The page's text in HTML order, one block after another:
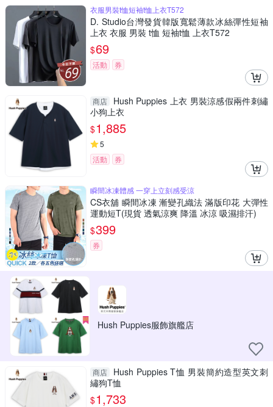
衣服男裝t恤短袖t恤上衣T572
D. Studio台灣發貨韓版寬鬆薄款冰絲彈性短袖
上衣 衣服 男裝 t恤 短袖t恤 上衣T572
$69
活動 券
商店
Hush Puppies 上衣 男裝涼感假兩件刺繡
小狗上衣
$1,885
5
活動
券
瞬間冰凍體感 一穿上立刻感受涼
CS衣舖 瞬間冰凍 漸變孔織法 滿版印花 大彈性
運動短T(現貨 透氣涼爽 降溫 冰涼 吸濕排汗)
$399
券
Hush Puppies服飾旗艦店
商店
Hush Puppies T恤 男裝簡約造型英文刺
繡狗T恤
$1,733